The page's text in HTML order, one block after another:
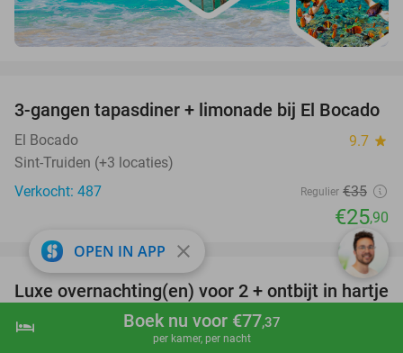
shopping_cart Boek nu
hotel Boek nu voor €77,37
per kamer, per nacht
26%
3-gangen tapasdiner + limonade bij El Bocado
El Bocado 9.7 star
Sint-Truiden (+3 locaties)
Verkocht: 487
Regulier €35
€25,90
35%
favorite_border
Luxe overnachting(en) voor 2 + ontbijt in hartje
Hotel Novotel Ieper Centrum Flanders Fields
OPEN IN APP close